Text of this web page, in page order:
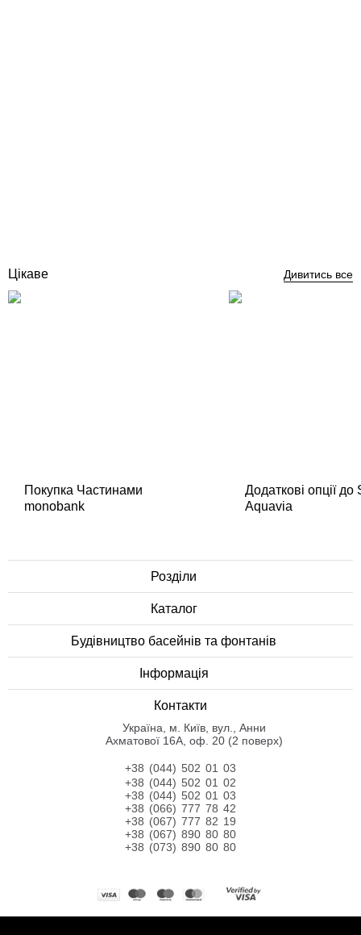
Цікаве Дивитись все
Покупка Частинами
monobank
Додаткові опції
Aquavia
Розділи
Каталог
Будівництво басейнів та фонтанів
Інформація
Контакти
Українa, м. Київ, вул., Анни
Ахматової 16А, оф. 20 (2 поверх)
+38 (044) 502 01 03
+38 (044) 502 01 02
+38 (044) 502 01 03
+38 (066) 777 78 42
+38 (067) 777 82 19
+38 (067) 890 80 80
+38 (073) 890 80 80